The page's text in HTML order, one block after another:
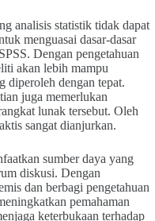
analisis statistik tidak dapat
menguasai dasar-dasar
Dengan pengetahuan
akan lebih mampu
diperoleh dengan tepat.
juga memerlukan
lunak tersebut. Oleh
sangat dianjurkan.
sumber daya yang
diskusi. Dengan
dan berbagi pengetahuan
pemahaman
keterbukaan terhadap